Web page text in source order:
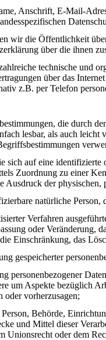
Anschrift, E-Mail-
wir die Öffentlichkeit
über die ihnen
technische und
über das
z.B. per Telefon
die durch
lesbar, als auch
sich auf eine identifizierte
Zuordnung zu einer
der
natürliche
Verfahren
oder
Einschränkung, das
gespeicherter
personenbezogener
um Aspekte bezüglich
oder vorherzusagen;
Behörde,
und Mittel dieser
Unionsrecht oder dem